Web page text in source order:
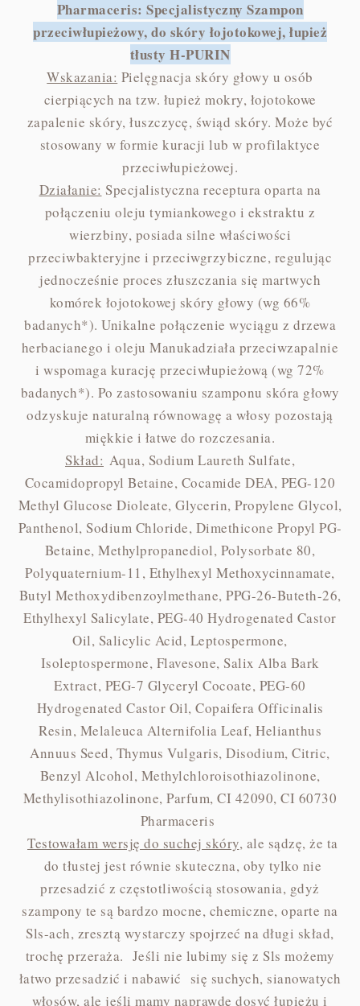
Pharmaceris: Specjalistyczny Szampon
przeciwłupieżowy, do skóry łojotokowej, łupież
tłusty H-PURIN
Wskazania: Pielęgnacja skóry głowy u osób
cierpiących na tzw. łupież mokry, łojotokowe
zapalenie skóry, łuszczycę, świąd skóry. Może być
stosowany w formie kuracji lub w profilaktyce
przeciwłupieżowej.
Działanie: Specjalistyczna receptura oparta na
połączeniu oleju tymiankowego i ekstraktu z
wierzbiny, posiada silne właściwości
przeciwbakteryjne i przeciwgrzybiczne, regulując
jednocześnie proces złuszczania się martwych
komórek łojotokowej skóry głowy (wg 66%
badanych*). Unikalne połączenie wyciągu z drzewa
herbacianego i oleju Manukadziała przeciwzapalnie
i wspomaga kurację przeciwłupieżową (wg 72%
badanych*). Po zastosowaniu szamponu skóra głowy
odzyskuje naturalną równowagę a włosy pozostają
miękkie i łatwe do rozczesania.
Skład: Aqua, Sodium Laureth Sulfate,
Cocamidopropyl Betaine, Cocamide DEA, PEG-120
Methyl Glucose Dioleate, Glycerin, Propylene Glycol,
Panthenol, Sodium Chloride, Dimethicone Propyl PG-
Betaine, Methylpropanediol, Polysorbate 80,
Polyquaternium-11, Ethylhexyl Methoxycinnamate,
Butyl Methoxydibenzoylmethane, PPG-26-Buteth-26,
Ethylhexyl Salicylate, PEG-40 Hydrogenated Castor
Oil, Salicylic Acid, Leptospermone,
Isoleptospermone, Flavesone, Salix Alba Bark
Extract, PEG-7 Glyceryl Cocoate, PEG-60
Hydrogenated Castor Oil, Copaifera Officinalis
Resin, Melaleuca Alternifolia Leaf, Helianthus
Annuus Seed, Thymus Vulgaris, Disodium, Citric,
Benzyl Alcohol, Methylchloroisothiazolinone,
Methylisothiazolinone, Parfum, CI 42090, CI 60730
Pharmaceris
Testowałam wersję do suchej skóry, ale sądzę, że ta
do tłustej jest równie skuteczna, oby tylko nie
przesadzić z częstotliwością stosowania, gdyż
szampony te są bardzo mocne, chemiczne, oparte na
Sls-ach, zresztą wystarczy spojrzeć na długi skład,
trochę przeraża. Jeśli nie lubimy się z Sls możemy
łatwo przesadzić i nabawić się suchych, sianowatych
włosów, ale jeśli mamy naprawdę dosyć łupieżu i